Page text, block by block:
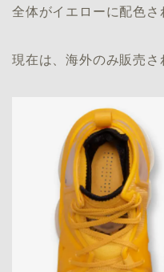
全体がイエローに配色さ
現在は、海外のみ販売さ